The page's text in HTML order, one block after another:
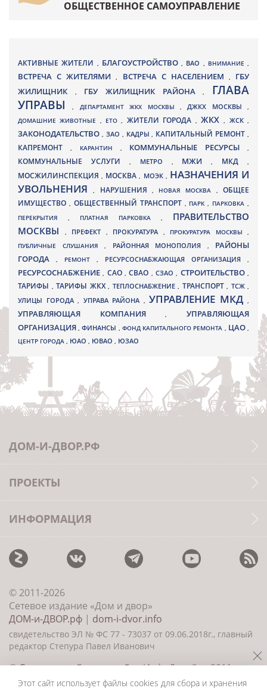
ОБЩЕСТВЕННОЕ САМОУПРАВЛЕНИЕ
АКТИВНЫЕ ЖИТЕЛИ , БЛАГОУСТРОЙСТВО , ВАО , ВНИМАНИЕ ,
ВСТРЕЧА С ЖИТЕЛЯМИ, ВСТРЕЧА С НАСЕЛЕНИЕМ , ГБУ
ЖИЛИЩНИК
, ГБУ ЖИЛИЩНИК РАЙОНА, ГЛАВА
УПРАВЫ, ДЕПАРТАМЕНТ ЖКХ МОСКВЫ ,ДЖКХ МОСКВЫ ,
ДОМАШНИЕ ЖИВОТНЫЕ , ЕТО, ЖИТЕЛИ ГОРОДА , ЖКХ, ЖСК,
ЗАКОНОДАТЕЛЬСТВО , ЗАО , КАДРЫ, КАПИТАЛЬНЫЙ РЕМОНТ ,
КАПРЕМОНТ , КАРАНТИН , КОММУНАЛЬНЫЕ РЕСУРСЫ,
КОММУНАЛЬНЫЕ УСЛУГИ , МЕТРО , МЖИ, МКД ,
МОСЖИЛИНСПЕКЦИЯ, МОСКВА , МОЭК , НАЗНАЧЕНИЯ И
УВОЛЬНЕНИЯ, НАРУШЕНИЯ , НОВАЯ МОСКВА ,ОБЩЕЕ
ИМУЩЕСТВО , ОБЩЕСТВЕННЫЙ ТРАНСПОРТ , ПАРК, ПАРКОВКА ,
ПЕРЕКРЫТИЯ , ПЛАТНАЯ ПАРКОВКА , ПРАВИТЕЛЬСТВО
МОСКВЫ
, ПРЕФЕКТ , ПРОКУРАТУРА , ПРОКУРАТУРА МОСКВЫ ,
ПУБЛИЧНЫЕ СЛУШАНИЯ , РАЙОННАЯ МОНОПОЛИЯ , РАЙОНЫ
ГОРОДА
, РЕМОНТ , РЕСУРСОСНАБЖАЮЩАЯ ОРГАНИЗАЦИЯ ,
РЕСУРСОСНАБЖЕНИЕ, САО,СВАО ,СЗАО, СТРОИТЕЛЬСТВО,
ТАРИФЫ , ТАРИФЫ ЖКХ , ТЕПЛОСНАБЖЕНИЕ , ТРАНСПОРТ , ТСЖ ,
УЛИЦЫ ГОРОДА , УПРАВА РАЙОНА , УПРАВЛЕНИЕ МКД ,
УПРАВЛЯЮЩАЯ КОМПАНИЯ,УПРАВЛЯЮЩАЯ
ОРГАНИЗАЦИЯ,ФИНАНСЫ , ФОНД КАПИТАЛЬНОГО РЕМОНТА , ЦАО,
ЦЕНТР ГОРОДА , ЮАО , ЮВАО , ЮЗАО
ДОМ-И-ДВОР.РФ
ПРОЕКТЫ
ИНФОРМАЦИЯ
© 2011-2026
Сетевое издание «Дом и двор»
ДОМ-и-ДВОР.рф | dom-i-dvor.info
свидетельство ЭЛ № ФС 77 - 73037 от 09.06.2018г., главный
редактор Степура Павел Иванович
©Создание сайта и дизайн«ИнфоДизайн» 2011—
2026
Этот сайт использует файлы cookies для сбора и хранения